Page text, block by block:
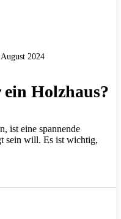
2024
Holzhaus?
ist eine spannende
sein will. Es ist wichtig,